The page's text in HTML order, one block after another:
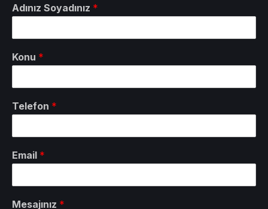
Adınız Soyadınız *
Konu *
Telefon *
Email *
Mesajınız *